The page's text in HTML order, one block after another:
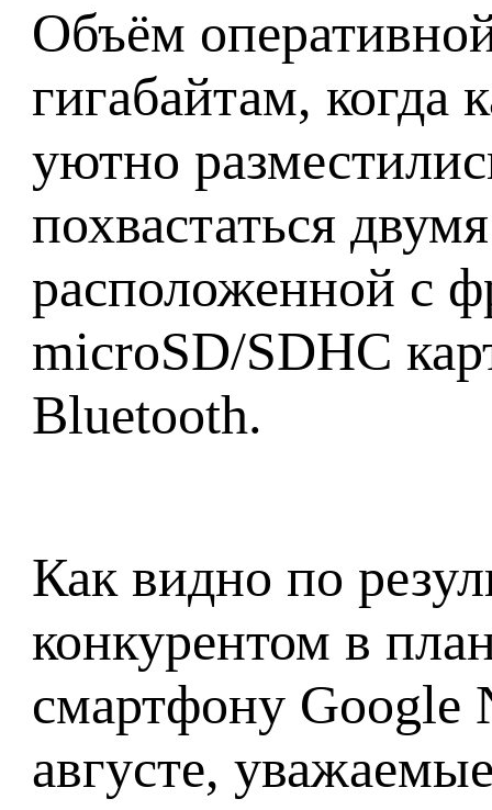
Объём
гигабайтам,
уютно
похвастаться
расположенной с
microSD/SDHC
Bluetooth.
Как видно по
конкурентом в
смартфону Google
августе,